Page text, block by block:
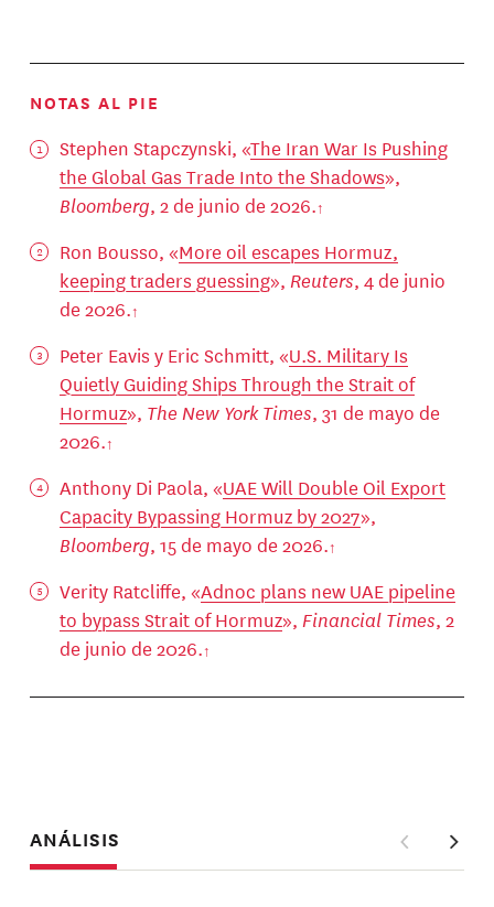
NOTAS AL PIE
Stephen Stapczynski, «The Iran War Is Pushing
the Global Gas Trade Into the Shadows»,
Bloomberg, 2 de junio de 2026.
Ron Bousso, «More oil escapes Hormuz,
keeping traders guessing», Reuters, 4 de junio
de 2026.
Peter Eavis y Eric Schmitt, «U.S. Military Is
Quietly Guiding Ships Through the Strait of
Hormuz», The New York Times, 31 de mayo de
2026.
Anthony Di Paola, «UAE Will Double Oil Export
Capacity Bypassing Hormuz by 2027»,
Bloomberg, 15 de mayo de 2026.
Verity Ratcliffe, «Adnoc plans new UAE pipeline
to bypass Strait of Hormuz», Financial Times, 2
de junio de 2026.
ANÁLISIS